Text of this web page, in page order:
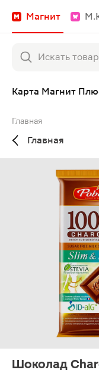
Магнит
Карта Магнит
Главная
Главная
Шоколад